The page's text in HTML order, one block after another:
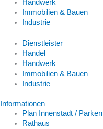
Handwerk
Immobilien & Bauen
Industrie
Dienstleister
Handel
Handwerk
Immobilien & Bauen
Industrie
Informationen
Plan Innenstadt / Parken
Rathaus